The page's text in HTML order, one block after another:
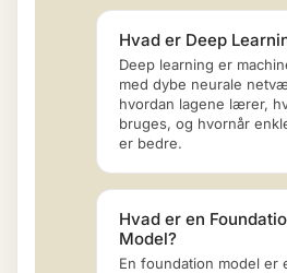
Hvad er Deep
Deep learning er
med dybe neurale
hvordan lagene lærer,
bruges, og hvornår
er bedre.
Hvad er en
Model?
En foundation model er